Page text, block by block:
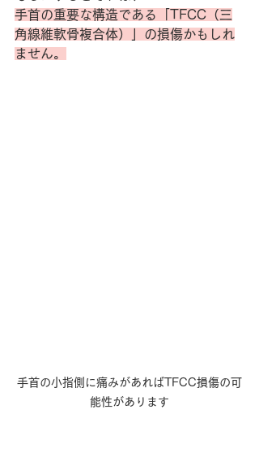
手首の重要な構造である「TFCC（三
角線維軟骨複合体）」の損傷かもしれ
ません。
手首の小指側に痛みがあればTFCC損傷の可
能性があります